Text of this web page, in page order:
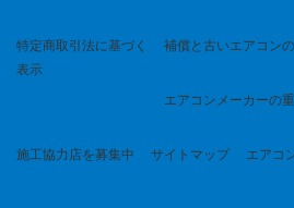
特定商取引法に基づく
表示
補償と古いエアコン
エアコンメーカーの
施工協力店を募集中 サイトマップ エアコ